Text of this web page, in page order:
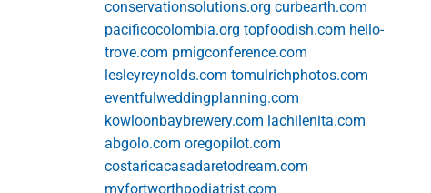
conservationsolutions.org curbearth.com
pacificocolombia.org topfoodish.com hello-
trove.com pmigconference.com
lesleyreynolds.com tomulrichphotos.com
eventfulweddingplanning.com
kowloonbaybrewery.com lachilenita.com
abgolo.com oregopilot.com
costaricacasadaretodream.com
myfortworthpodiatrist.com